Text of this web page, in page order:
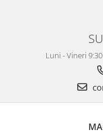
Luni - Vineri